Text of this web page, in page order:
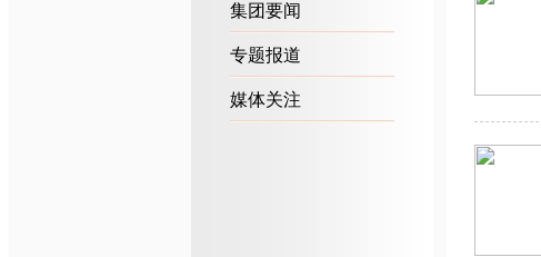
集团要闻
专题报道
媒体关注